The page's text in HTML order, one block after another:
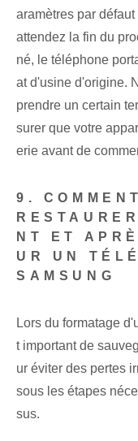
aramètres par
attendez la fin du
né, le téléphone
at d'usine d'origine.
prendre un certain
surer que votre
erie avant de
9.
NT ET
UR UN
SAMSUNG
Lors du formatage
t important de
ur éviter des pertes
sous les étapes
sus.